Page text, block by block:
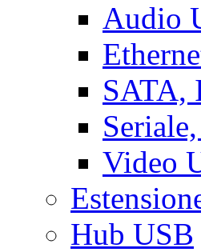
Audio
SATA,
Video
Hub USB